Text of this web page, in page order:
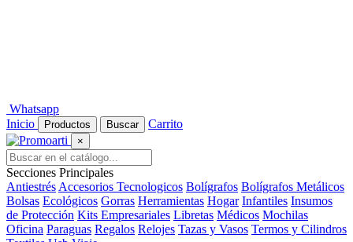
Whatsapp
Inicio
Productos Buscar Carrito
×
Secciones Principales
Antiestrés Accesorios Tecnologicos Bolígrafos Bolígrafos Metálicos
Bolsas Ecológicos Gorras Herramientas Hogar Infantiles Insumos
de Protección Kits Empresariales Libretas Médicos Mochilas
Oficina Paraguas Regalos Relojes Tazas y Vasos Termos y Cilindros